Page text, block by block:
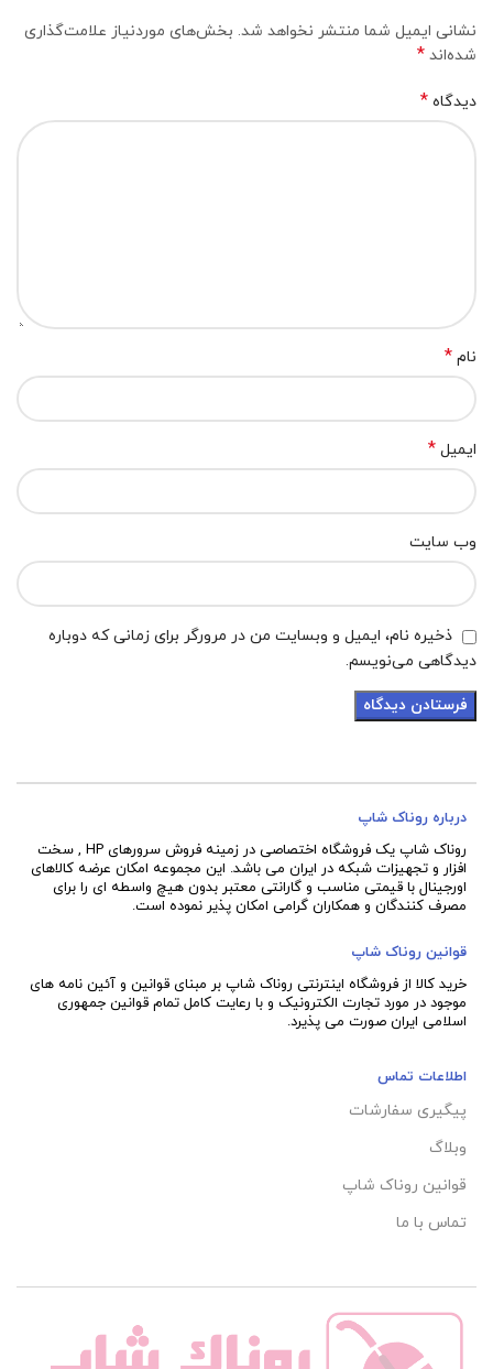
نشانی ایمیل شما منتشر نخواهد شد. بخش‌های موردنیاز علامت‌گذاری
شده‌اند *
دیدگاه *
نام *
ایمیل *
وب‌ سایت
ذخیره نام، ایمیل و وبسایت من در مرورگر برای زمانی که دوباره
دیدگاهی می‌نویسم.
درباره روناک شاپ
روناک شاپ یک فروشگاه اختصاصی در زمینه فروش سرورهای HP , سخت
افزار و تجهیزات شبکه در ایران می باشد. این مجموعه امکان عرضه کالاهای
اورجینال با قیمتی مناسب و گارانتی معتبر بدون هیچ واسطه ای را برای
مصرف کنندگان و همکاران گرامی امکان پذیر نموده است.
قوانین روناک شاپ
خرید کالا از فروشگاه اینترنتی روناک شاپ بر مبنای قوانین و آئین نامه های
موجود در مورد تجارت الکترونیک و با رعایت کامل تمام قوانین جمهوری
اسلامی ایران صورت می پذیرد.
اطلاعات تماس
پیگیری سفارشات
وبلاگ
قوانین روناک شاپ
تماس با ما